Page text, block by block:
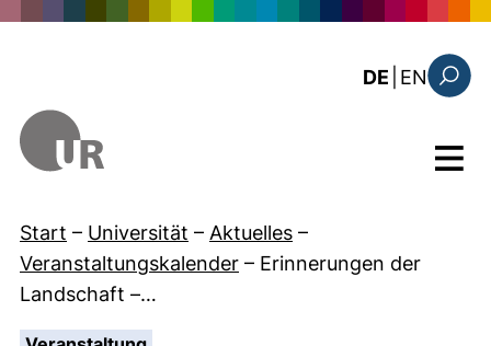
DE EN: the
Menü
Start – Universität – Aktuelles –
Veranstaltungskalender – Erinnerungen der
Landschaft –…